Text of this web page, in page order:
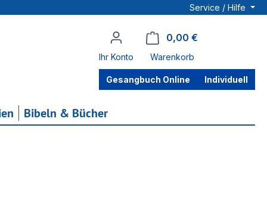
Service / Hilfe
Ihr Konto
0,00 €
Warenkorb
Gesangbuch Online Individuell
Bibeln & Bücher